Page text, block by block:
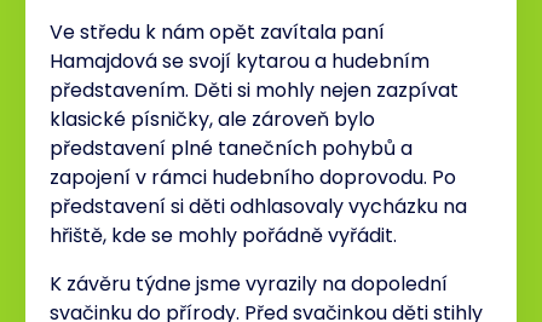
Ve středu k nám opět zavítala paní
Hamajdová se svojí kytarou a hudebním
představením. Děti si mohly nejen zazpívat
klasické písničky, ale zároveň bylo
představení plné tanečních pohybů a
zapojení v rámci hudebního doprovodu. Po
představení si děti odhlasovaly vycházku na
hřiště, kde se mohly pořádně vyřádit.
K závěru týdne jsme vyrazily na dopolední
svačinku do přírody. Před svačinkou děti stihly